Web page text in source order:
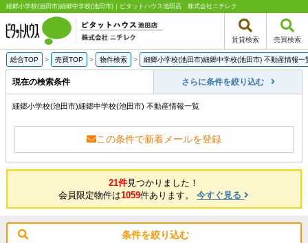
細郷小学校(池田市)細郷中学校(池田市)｜ピタットハウス池田店 株式会社ニチレク
賃貸検索 売買検索
総合TOP > 売買TOP > 物件検索 > 細郷小学校(池田市)細郷中学校(池田市) 不動産情報一
現在の検索条件 さらに条件を絞り込む
細郷小学校(池田市)細郷中学校(池田市) 不動産情報一覧
この条件で新着メールを登録
21件見つかりました！
会員限定物件は1059件あります。今すぐ見る
条件を絞り込む